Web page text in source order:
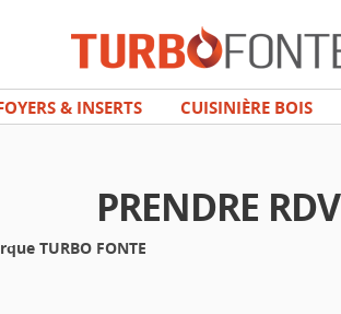
& INSERTS CUISINIÈRE BOIS
PRENDRE RDV
TURBO FONTE